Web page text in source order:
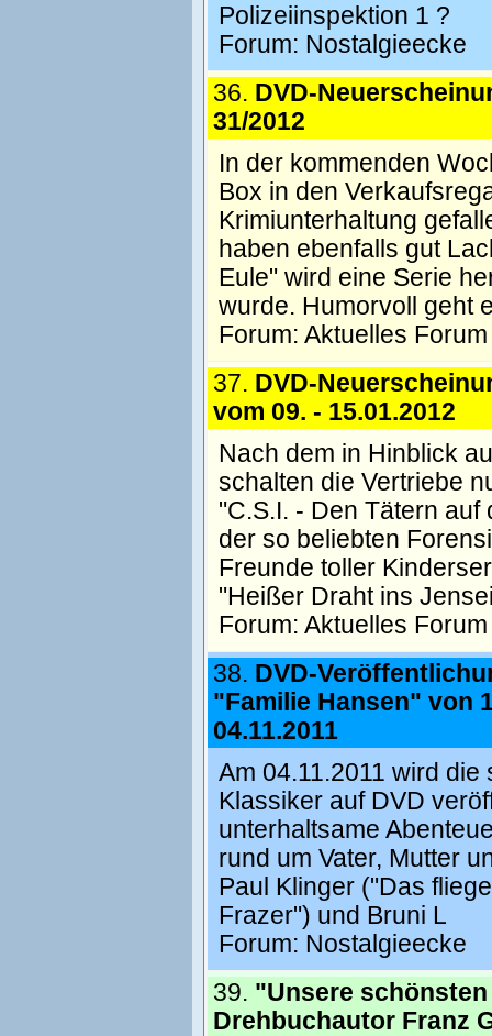
Polizeiinspektion 1 ?
Forum: Nostalgieecke
36. DVD-
31/2012
In der kommenden
Box in den
Krimiunterhaltung
haben ebenfalls gut
Eule" wird eine Serie
wurde. Humorvoll geht
Forum: Aktuelles Forum
37. DVD-
vom 09. - 15.01.2012
Nach dem in Hinblick
schalten die Vertriebe
"C.S.I. - Den Tätern
der so beliebten
Freunde toller
"Heißer Draht ins
Forum: Aktuelles Forum
38. DVD-
"Familie Hansen" von
04.11.2011
Am 04.11.2011 wird
Klassiker auf DVD
unterhaltsame
rund um Vater, Mutter
Paul Klinger ("Das
Frazer") und Bruni L
Forum: Nostalgieecke
39. "Unsere
Drehbuchautor Franz